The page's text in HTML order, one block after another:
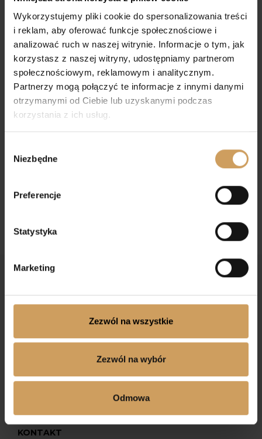
Wykorzystujemy pliki cookie do spersonalizowania treści
i reklam, aby oferować funkcje społecznościowe i
analizować ruch w naszej witrynie. Informacje o tym, jak
korzystasz z naszej witryny, udostępniamy partnerom
społecznościowym, reklamowym i analitycznym.
Partnerzy mogą połączyć te informacje z innymi danymi
otrzymanymi od Ciebie lub uzyskanymi podczas
korzystania z ich usług.
zgody
Niezbędne
Preferencje
Statystyka
Marketing
Zezwól na wszystkie
Zezwól na wybór
Odmowa
Woreczek komunijny
Dołącz do nas na Facebooku
KONTAKT